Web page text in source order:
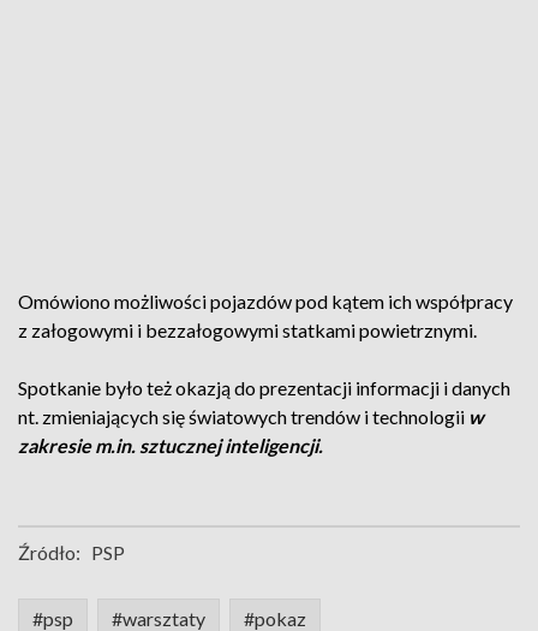
Omówiono możliwości pojazdów pod kątem ich współpracy
z załogowymi i bezzałogowymi statkami powietrznymi.
Spotkanie było też okazją do prezentacji informacji i danych
nt. zmieniających się światowych trendów i technologii w
zakresie m.in. sztucznej inteligencji.
Źródło: PSP
#psp #warsztaty #pokaz